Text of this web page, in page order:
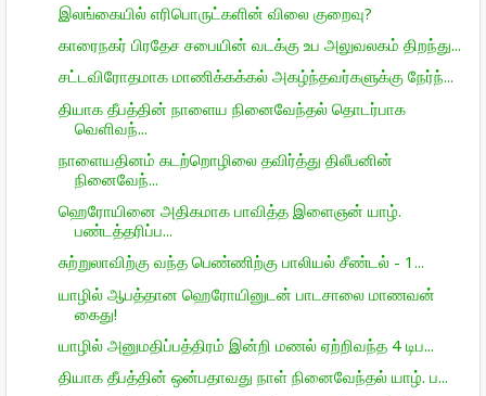
இலங்கையில் எரிபொருட்களின் விலை குறைவு?
காரைநகர் பிரதேச சபையின் வடக்கு உப அலுவலகம் திறந்து...
சட்டவிரோதமாக மாணிக்கக்கல் அகழ்ந்தவர்களுக்கு நேர்ந்...
தியாக தீபத்தின் நாளைய நினைவேந்தல் தொடர்பாக
வெளிவந்...
நாளையதினம் கடற்றொழிலை தவிர்த்து திலீபனின்
நினைவேந்...
ஹெரோயினை அதிகமாக பாவித்த இளைஞன் யாழ்.
பண்டத்தரிப்ப...
சுற்றுலாவிற்கு வந்த பெண்ணிற்கு பாலியல் சீண்டல் - 1...
யாழில் ஆபத்தான ஹெரோயினுடன் பாடசாலை மாணவன்
கைது!
யாழில் அனுமதிப்பத்திரம் இன்றி மணல் ஏற்றிவந்த 4 டிப...
தியாக தீபத்தின் ஒன்பதாவது நாள் நினைவேந்தல் யாழ். ப...